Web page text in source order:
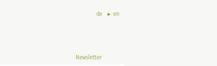
de en
Newsletter